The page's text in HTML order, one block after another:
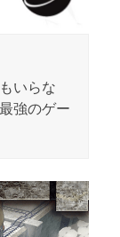
いらな
強のゲー